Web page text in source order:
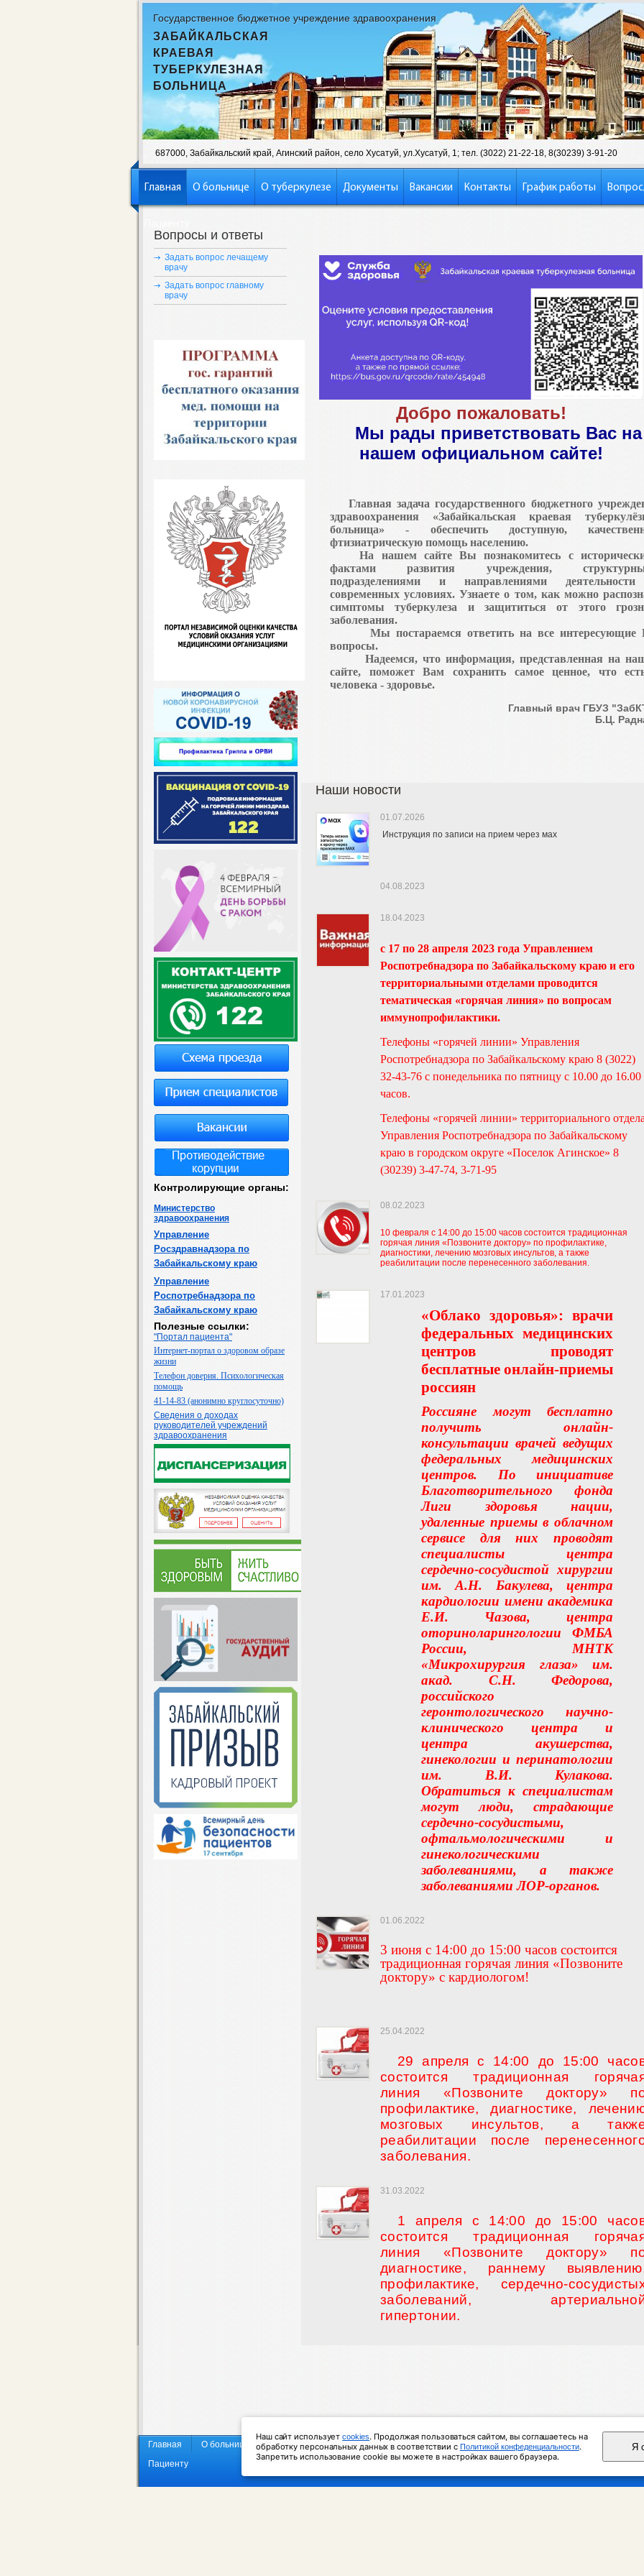
Государственное бюджетное учреждение здравоохранения
ЗАБАЙКАЛЬСКАЯ
КРАЕВАЯ
ТУБЕРКУЛЕЗНАЯ
БОЛЬНИЦА
687000, Забайкальский край, Агинский район, село Хусатуй, ул.Хусатуй, 1; тел. (3022) 21-22-18, 8(30239) 3-91-20
Главная О больнице О туберкулезе Документы Вакансии Контакты График работы
Вопросы и ответы
Задать вопрос лечащему
врачу
Задать вопрос главному
врачу
Контролирующие органы:
Министерство
здравоохранения
Управление
Росздравнадзора по
Забайкальскому краю
Управление
Роспотребнадзора по
Забайкальскому краю
Полезные ссылки:
"Портал пациента"
Интернет-портал о здоровом образе
жизни
Телефон доверия. Психологическая
помощь
41-14-83 (анонимно круглосуточно)
Сведения о доходах
руководителей учреждений
здравоохранения
Добро пожаловать!
Мы рады приветствовать Вас на
нашем официальном сайте!
Главная задача государственного бюджетного
здравоохранения «Забайкальская краевая
больница» - обеспечить доступную,
фтизиатрическую помощь населению.
На нашем сайте Вы познакомитесь с
фактами развития учреждения,
подразделениями и направлениями
современных условиях. Узнаете о том, как можно
симптомы туберкулеза и защититься от этого
заболевания.
Мы постараемся ответить на все интересующие
вопросы.
Надеемся, что информация, представленная на
сайте, поможет Вам сохранить самое ценное, что
человека - здоровье.
Главный врач ГБУЗ
Б.Ц.
Наши новости
01.07.2026
Инструкция по записи на прием через мах
04.08.2023
18.04.2023
с 17 по 28 апреля 2023 года Управлением
Роспотребнадзора по Забайкальскому краю и его
территориальными отделами проводится
тематическая «горячая линия» по вопросам
иммунопрофилактики.
Телефоны «горячей линии» Управления
Роспотребнадзора по Забайкальскому краю 8 (3022)
32-43-76 с понедельника по пятницу с 10.00 до 16.00
часов.
Телефоны «горячей линии» территориального
Управления Роспотребнадзора по Забайкальскому
краю в городском округе «Поселок Агинское» 8
(30239) 3-47-74, 3-71-95
08.02.2023
10 февраля с 14:00 до 15:00 часов состоится традиционная
горячая линия «Позвоните доктору» по профилактике,
диагностики, лечению мозговых инсультов, а также
реабилитации после перенесенного заболевания.
17.01.2023
«Облако здоровья»: врачи
федеральных медицинских
центров проводят
бесплатные онлайн-приемы
россиян
Россияне могут бесплатно
получить онлайн-
консультации врачей ведущих
федеральных медицинских
центров. По инициативе
Благотворительного фонда
Лиги здоровья нации,
удаленные приемы в облачном
сервисе для них проводят
специалисты центра
сердечно-сосудистой хирургии
им. А.Н. Бакулева, центра
кардиологии имени академика
Е.И. Чазова, центра
оториноларингологии ФМБА
России, МНТК
«Микрохирургия глаза» им.
акад. С.Н. Федорова,
российского
геронтологического научно-
клинического центра и
центра акушерства,
гинекологии и перинатологии
им. В.И. Кулакова.
Обратиться к специалистам
могут люди, страдающие
сердечно-сосудистыми,
офтальмологическими и
гинекологическими
заболеваниями, а также
заболеваниями ЛОР-органов.
01.06.2022
3 июня с 14:00 до 15:00 часов состоится
традиционная горячая линия «Позвоните
доктору» с кардиологом!
25.04.2022
29 апреля с 14:00 до 15:00
состоится традиционная
линия «Позвоните доктору»
профилактике, диагностике,
мозговых инсультов, а
реабилитации после
заболевания.
31.03.2022
1 апреля с 14:00 до 15:00
состоится традиционная
линия «Позвоните доктору»
диагностике, раннему
профилактике, сердечно-
заболеваний,
гипертонии.
Главная О больнице О туберкулезе Документы Вакансии Контакты График работы
Пациенту
Наш сайт использует cookies. Продолжая пользоваться сайтом, вы соглашаетесь на
обработку персональных данных в соответствии с Политикой конфеденциальности.
Запретить использование cookie вы можете в настройках вашего браузера.
Я